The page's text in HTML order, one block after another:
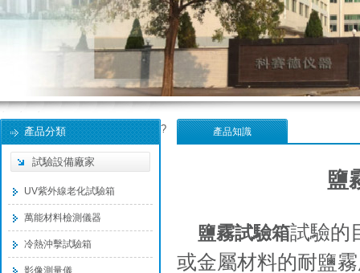
產品知識
鹽
鹽霧試驗箱試驗的
或金屬材料的耐鹽
?
產品分類
試驗設備廠家
UV紫外線老化試驗箱
萬能材料檢測儀器
冷熱沖擊試驗箱
影像測量儀